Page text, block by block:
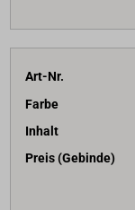
Art-Nr.
Farbe
Inhalt
Preis (Gebinde)